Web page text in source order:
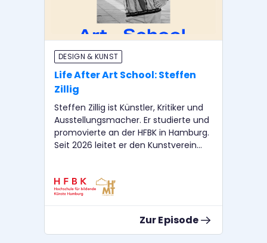
DESIGN & KUNST
Life After Art School: Steffen
Zillig
Steffen Zillig ist Künstler, Kritiker und
Ausstellungsmacher. Er studierte und
promovierte an der HFBK in Hamburg.
Seit 2026 leitet er den Kunstverein
Sie ist Professorin für Kunstpädagogik
an der HFBK Hamburg. Cornelius
Kurator. Er unterrichtet an der HfMT
und der HFBK Hamburg.
Zur Episode